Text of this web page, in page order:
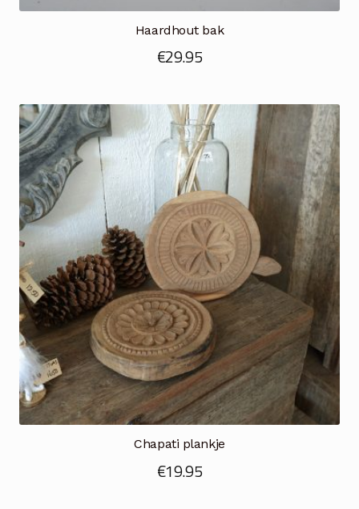
Haardhout bak
€29.95
Chapati plankje
€19.95